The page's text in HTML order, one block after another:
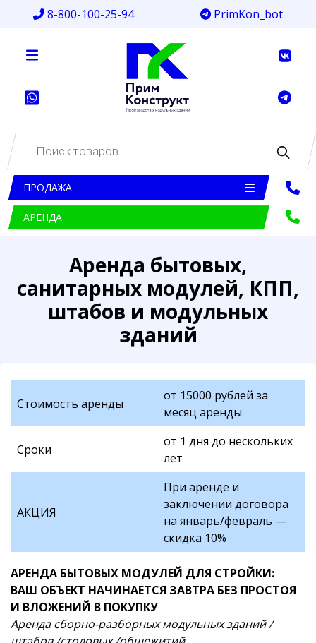
8-800-100-25-94 PrimKon_bot
Поиск
товаров
ПРОДАЖА
АРЕНДА
Аренда бытовых,
санитарных модулей, КПП,
штабов и модульных
зданий
Стоимость аренды
от 15000 рублей за
месяц аренды
Сроки
от 1 дня до нескольких
лет
АКЦИЯ
При аренде и
заключении договора
на январь/февраль —
скидка 10%
АРЕНДА БЫТОВЫХ МОДУЛЕЙ ДЛЯ СТРОЙКИ:
ВАШ ОБЪЕКТ НАЧИНАЕТСЯ ЗАВТРА БЕЗ ПРОСТОЯ
И ВЛОЖЕНИЙ В ПОКУПКУ
Аренда сборно-разборных модульных зданий /